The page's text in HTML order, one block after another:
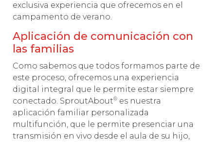
exclusiva experiencia que ofrecemos en el
campamento de verano.
Aplicación de comunicación con
las familias
Como sabemos que todos formamos parte de
este proceso, ofrecemos una experiencia
digital integral que le permite estar siempre
conectado. SproutAbout® es nuestra
aplicación familiar personalizada
multifunción, que le permite presenciar una
transmisión en vivo desde el aula de su hijo,